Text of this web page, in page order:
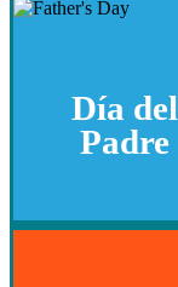
Día del
Padre